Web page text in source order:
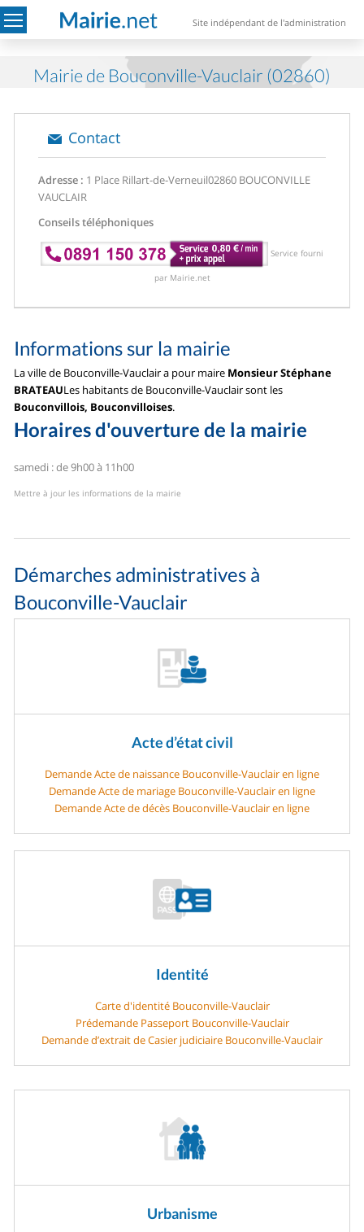
Site indépendant de l'administration
Mairie de Bouconville-Vauclair (02860)
Contact
Adresse : 1 Place Rillart-de-Verneuil02860 BOUCONVILLE
VAUCLAIR
Conseils téléphoniques
Service fourni
par Mairie.net
Informations sur la mairie
La ville de Bouconville-Vauclair a pour maire Monsieur Stéphane
BRATEAULes habitants de Bouconville-Vauclair sont les
Bouconvillois, Bouconvilloises.
Horaires d'ouverture de la mairie
samedi : de 9h00 à 11h00
Mettre à jour les informations de la mairie
Démarches administratives à
Bouconville-Vauclair
Acte d’état civil
Demande Acte de naissance Bouconville-Vauclair en ligne
Demande Acte de mariage Bouconville-Vauclair en ligne
Demande Acte de décès Bouconville-Vauclair en ligne
Identité
Carte d'identité Bouconville-Vauclair
Prédemande Passeport Bouconville-Vauclair
Demande d’extrait de Casier judiciaire Bouconville-Vauclair
Urbanisme